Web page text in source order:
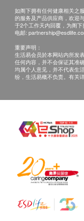
如阁下拥有任何健康相关之
的服务及产品供应商，欢迎
于2个工作天内回覆，为阁下
电邮:
重要声明：
生活易会员於本网站内所发
任何内容，并不会保证其准
均属个人意见，并不代表生
纷，生活易概不负责。有关